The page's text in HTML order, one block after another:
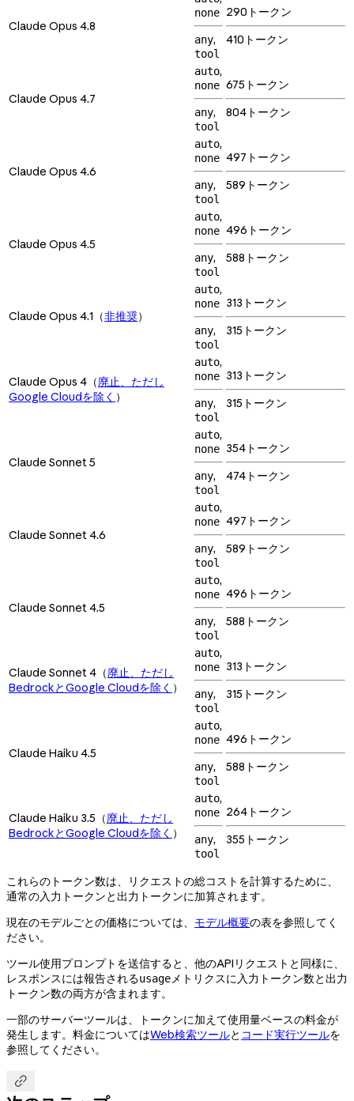
Claude Opus 4.8
none
any,
tool
290トークン
410トークン
Claude Opus 4.7
auto,
none
any,
tool
675トークン
804トークン
Claude Opus 4.6
auto,
none
any,
tool
497トークン
589トークン
Claude Opus 4.5
auto,
none
any,
tool
496トークン
588トークン
Claude Opus 4.1（非推奨）
auto,
none
any,
tool
313トークン
315トークン
Claude Opus 4（廃止、ただし
Google Cloudを除く ）
auto,
none
any,
tool
313トークン
315トークン
Claude Sonnet 5
auto,
none
any,
tool
354トークン
474トークン
Claude Sonnet 4.6
auto,
none
any,
tool
497トークン
589トークン
Claude Sonnet 4.5
auto,
none
any,
tool
496トークン
588トークン
Claude Sonnet 4（廃止、ただし
BedrockとGoogle Cloudを除く ）
auto,
none
any,
tool
313トークン
315トークン
Claude Haiku 4.5
auto,
none
any,
tool
496トークン
588トークン
Claude Haiku 3.5（廃止、ただし
BedrockとGoogle Cloudを除く ）
auto,
none
any,
tool
264トークン
355トークン
これらのトークン数は、リクエストの総コストを計算するために、
通常の入力トークンと出力トークンに加算されます。
現在のモデルごとの価格については、 モデル概要の表を参照してく
ださい。
ツール使用プロンプトを送信すると、他のAPIリクエストと同様に、
レスポンスには報告されるusageメトリクスに入力トークン数と出力
トークン数の両方が含まれます。
一部のサーバーツールは、トークンに加えて使用量ベースの料金が
発生します。料金についてはWeb検索ツールと コード実行ツールを
参照してください。
